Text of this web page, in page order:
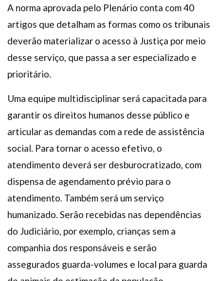
A norma aprovada pelo Plenário conta com 40
artigos que detalham as formas como os tribunais
deverão materializar o acesso à Justiça por meio
desse serviço, que passa a ser especializado e
prioritário.
Uma equipe multidisciplinar será capacitada para
garantir os direitos humanos desse público e
articular as demandas com a rede de assistência
social. Para tornar o acesso efetivo, o
atendimento deverá ser desburocratizado, com
dispensa de agendamento prévio para o
atendimento. Também será um serviço
humanizado. Serão recebidas nas dependências
do Judiciário, por exemplo, crianças sem a
companhia dos responsáveis e serão
assegurados guarda-volumes e local para guarda